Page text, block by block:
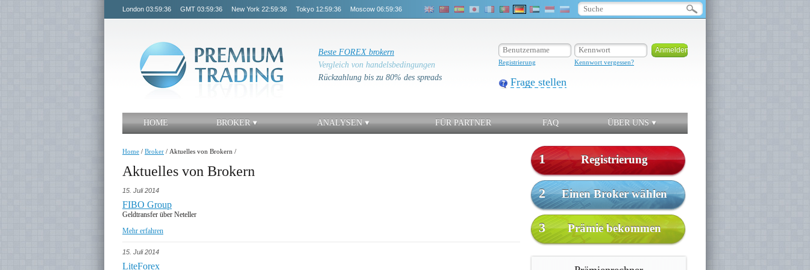
London 03:59:36 GMT 03:59:36 New York 22:59:36 Tokyo 12:59:36 Moscow 06:59:36
Beste FOREX brokern
Vergleich von handelsbedingungen
Rückzahlung bis zu 80% des spreads
Registrierung Kennwort vergessen?
Frage stellen
HOME BROKER ANALYSEN FÜR PARTNER FAQ ÜBER UNS
1 Registrierung
2 Einen Broker wählen
3 Prämie bekommen
Home / Broker / Aktuelles von Brokern /
Aktuelles von Brokern
15. Juli 2014
FIBO Group
Geldtransfer über Neteller
Mehr erfahren
15. Juli 2014
LiteForex